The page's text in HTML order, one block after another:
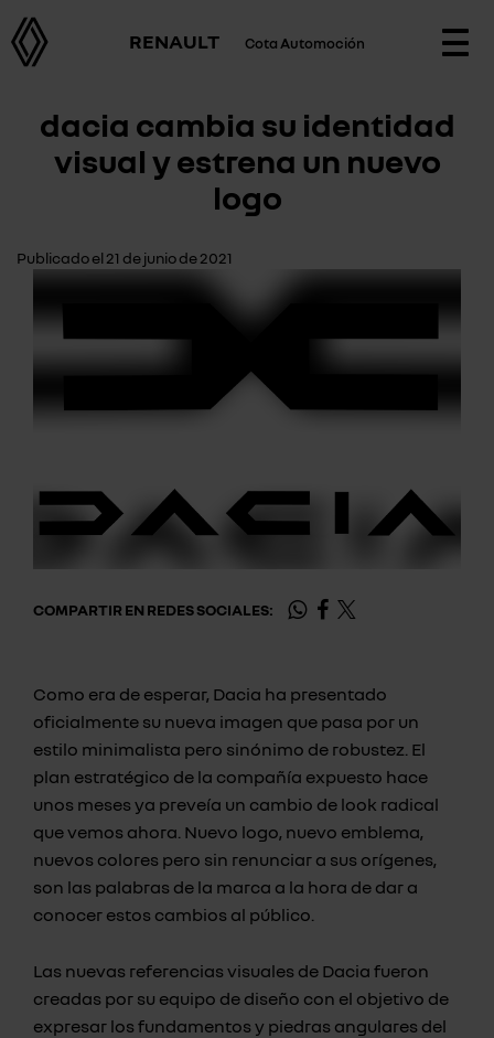
RENAULT Cota Automoción
dacia cambia su identidad
visual y estrena un nuevo
logo
Publicado el 21 de junio de 2021
COMPARTIR EN REDES SOCIALES:
Como era de esperar, Dacia ha presentado
oficialmente su nueva imagen que pasa por un
estilo minimalista pero sinónimo de robustez. El
plan estratégico de la compañía expuesto hace
unos meses ya preveía un cambio de look radical
que vemos ahora. Nuevo logo, nuevo emblema,
nuevos colores pero sin renunciar a sus orígenes,
son las palabras de la marca a la hora de dar a
conocer estos cambios al público.
Las nuevas referencias visuales de Dacia fueron
creadas por su equipo de diseño con el objetivo de
expresar los fundamentos y piedras angulares del